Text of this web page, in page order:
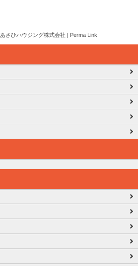
あさひハウジング株式会社 | Perma Link